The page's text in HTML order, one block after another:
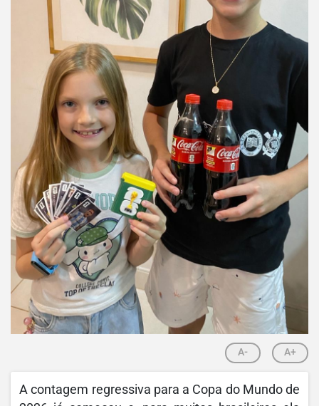
A- A+
A contagem regressiva para a Copa do Mundo de